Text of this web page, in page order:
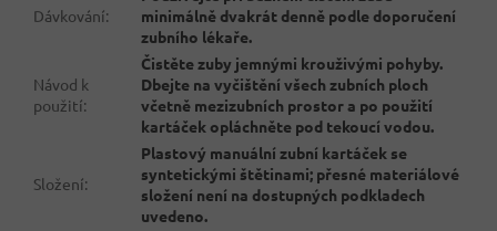
Dávkování:
minimálně dvakrát denně podle doporučení
zubního lékaře.
Návod k
použití:
Čistěte zuby jemnými krouživými pohyby.
Dbejte na vyčištění všech zubních ploch
včetně mezizubních prostor a po použití
kartáček opláchněte pod tekoucí vodou.
Složení:
Plastový manuální zubní kartáček se
syntetickými štětinami; přesné materiálové
složení není na dostupných podkladech
uvedeno.